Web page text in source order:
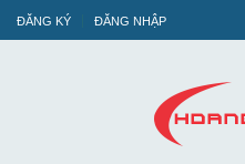
ĐĂNG KÝ ĐĂNG NHẬP